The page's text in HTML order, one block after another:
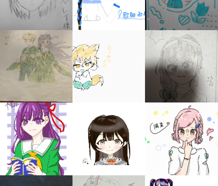
大人気
シリーズに